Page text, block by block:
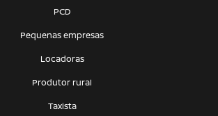
PCD
Pequenas empresas
Locadoras
Produtor rural
Taxista